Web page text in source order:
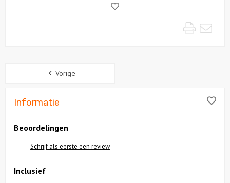
Like!
Print
Vorige
Informatie
Beoordelingen
Schrijf als eerste een review
Inclusief